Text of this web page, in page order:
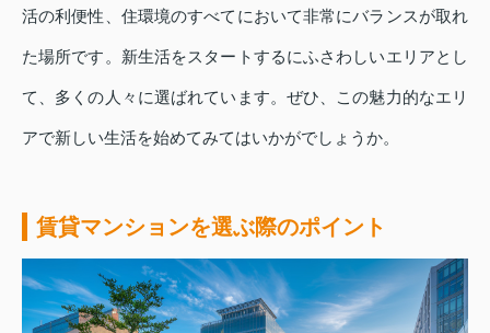
活の利便性、住環境のすべてにおいて非常にバランスが取れ
た場所です。新生活をスタートするにふさわしいエリアとし
て、多くの人々に選ばれています。ぜひ、この魅力的なエリ
アで新しい生活を始めてみてはいかがでしょうか。
賃貸マンションを選ぶ際のポイント